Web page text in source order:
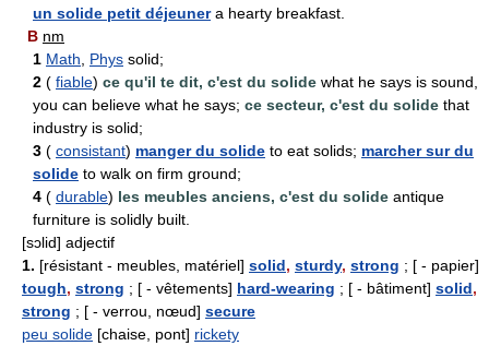
un solide petit déjeunera hearty breakfast.
B nm
1 Math Phys solid;
2 ( fiable) ce qu'il te dit, c'est du solide what he says is sound,
you can believe what he says; ce secteur, c'est du solide that
industry is solid;
3 ( consistant) manger du solide to eat solids; marcher sur du
solide to walk on firm ground;
4 ( durable) les meubles anciens, c'est du solide antique
furniture is solidly built.
[sɔlid] adjectif
1. [résistant - meubles, matériel] solid, sturdy, strong ; [ - papier]
tough, strong ; [ - vêtements] hard-wearing ; [ - bâtiment] solid,
strong ; [ - verrou, nœud] secure
peu solide [chaise, pont] rickety